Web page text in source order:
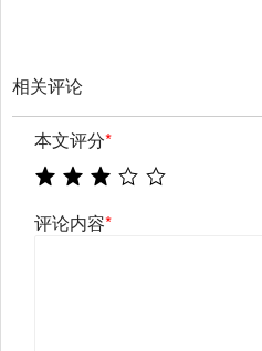
相关评论
本文评分*
评论内容*